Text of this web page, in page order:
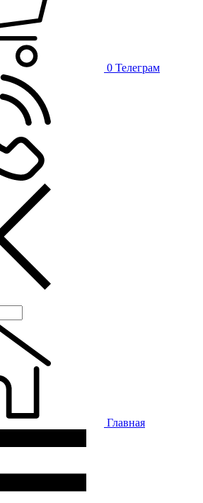
0 Телеграм
Главная